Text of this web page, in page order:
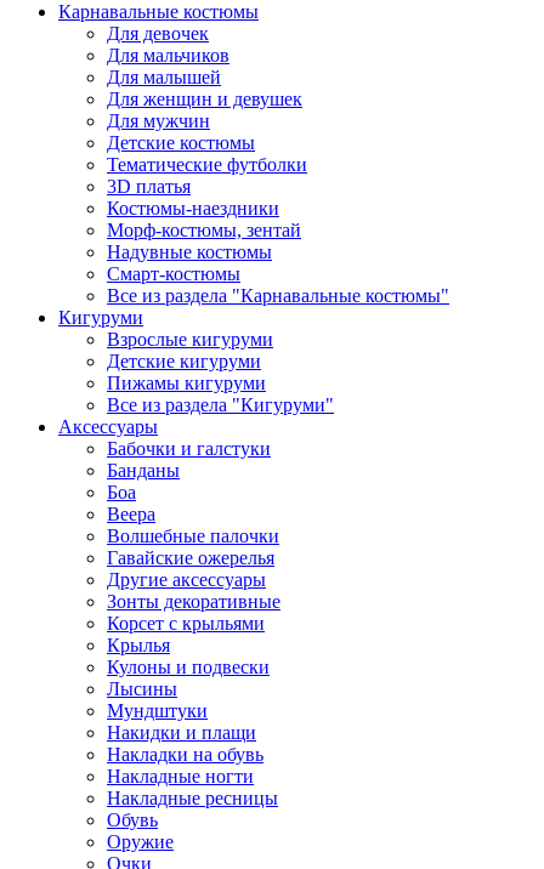
Карнавальные костюмы
Для девочек
Для мальчиков
Для малышей
Для женщин и девушек
Для мужчин
Детские костюмы
Тематические футболки
3D платья
Костюмы-наездники
Морф-костюмы, зентай
Надувные костюмы
Смарт-костюмы
Все из раздела "Карнавальные костюмы"
Кигуруми
Взрослые кигуруми
Детские кигуруми
Пижамы кигуруми
Все из раздела "Кигуруми"
Аксессуары
Бабочки и галстуки
Банданы
Боа
Веера
Волшебные палочки
Гавайские ожерелья
Другие аксессуары
Зонты декоративные
Корсет с крыльями
Крылья
Кулоны и подвески
Лысины
Мундштуки
Накидки и плащи
Накладки на обувь
Накладные ногти
Накладные ресницы
Обувь
Оружие
Очки